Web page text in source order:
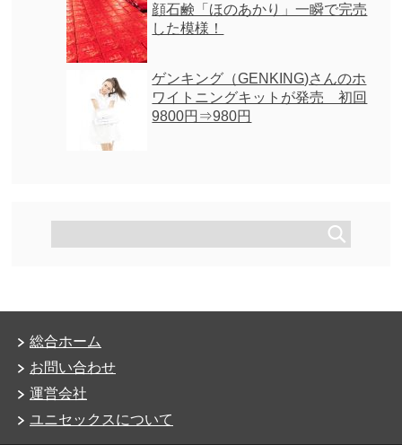
顔石鹸「ほのあかり」一瞬で完売
した模様！
ゲンキング（GENKING)さんのホ
ワイトニングキットが発売 初回
9800円⇒980円
総合ホーム
お問い合わせ
運営会社
ユニセックスについて